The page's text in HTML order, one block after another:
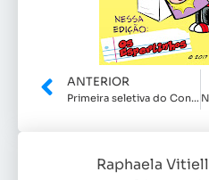
ANTERIOR
Primeira seletiva do Concurso Rainha FAICI 2018
Raphaela